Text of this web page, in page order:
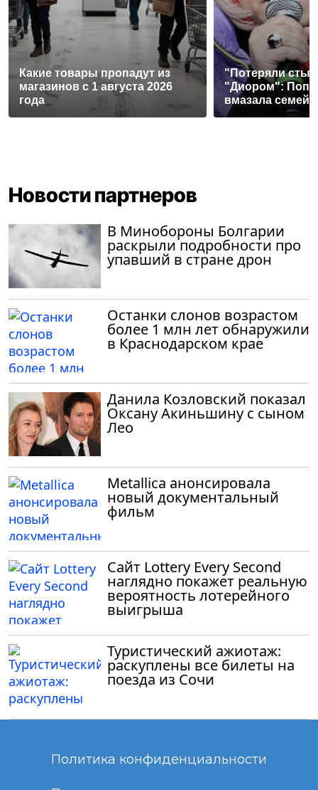
Какие товары пропадут из
магазинов с 1 августа 2026
года
"Потеряли стыд
"Диором":
вмазала
Новости партнеров
В Минобороны Болгарии
раскрыли подробности про
упавший в стране дрон
Останки слонов возрастом
более 1 млн лет обнаружили
в Краснодарском крае
Данила Козловский показал
Оксану Акиньшину с сыном
Лео
Metallica анонсировала
новый документальный
фильм
Сайт Lottery Every Second
наглядно покажет реальную
вероятность лотерейного
выигрыша
Туристический ажиотаж:
раскуплены все билеты на
поезда из Сочи
Политика конфиденциальности